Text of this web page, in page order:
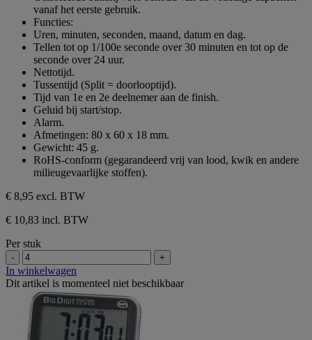
vanaf het eerste gebruik.
Functies:
Uren, minuten, seconden, maand, datum en dag.
Tellen tot op 1/100e seconde over 30 minuten en tot op de
seconde over 24 uur.
Nettotijd.
Tussentijd (Split = doorlooptijd).
Tijd van 1e en 2e deelnemer aan de finish.
Geluid bij start/stop.
Alarm.
Afmetingen: 80 x 60 x 18 mm.
Gewicht: 45 g.
RoHS-conform (gegarandeerd vrij van lood, kwik en andere
milieugevaarlijke stoffen).
€ 8,95 excl. BTW
€ 10,83 incl. BTW
Per stuk
- +
In winkelwagen
Dit artikel is momenteel niet beschikbaar